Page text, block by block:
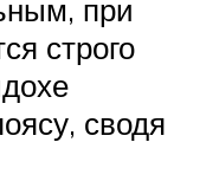
при
строго
сводя